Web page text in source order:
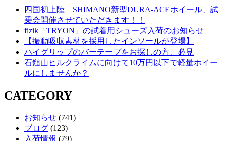
四国初上陸 SHIMANO新型DURA-ACEホイール、試
乗会開催させていただきます！！
fizik「TRYON」の試着用シューズ入荷のお知らせ
【振動吸収素材を採用したインソールが登場】
ハイグリップのバーテープをお探しの方、必見
石鎚山ヒルクライムに向けて10万円以下で軽量ホイー
ルにしませんか？
CATEGORY
お知らせ (741)
ブログ (123)
入荷情報 (79)